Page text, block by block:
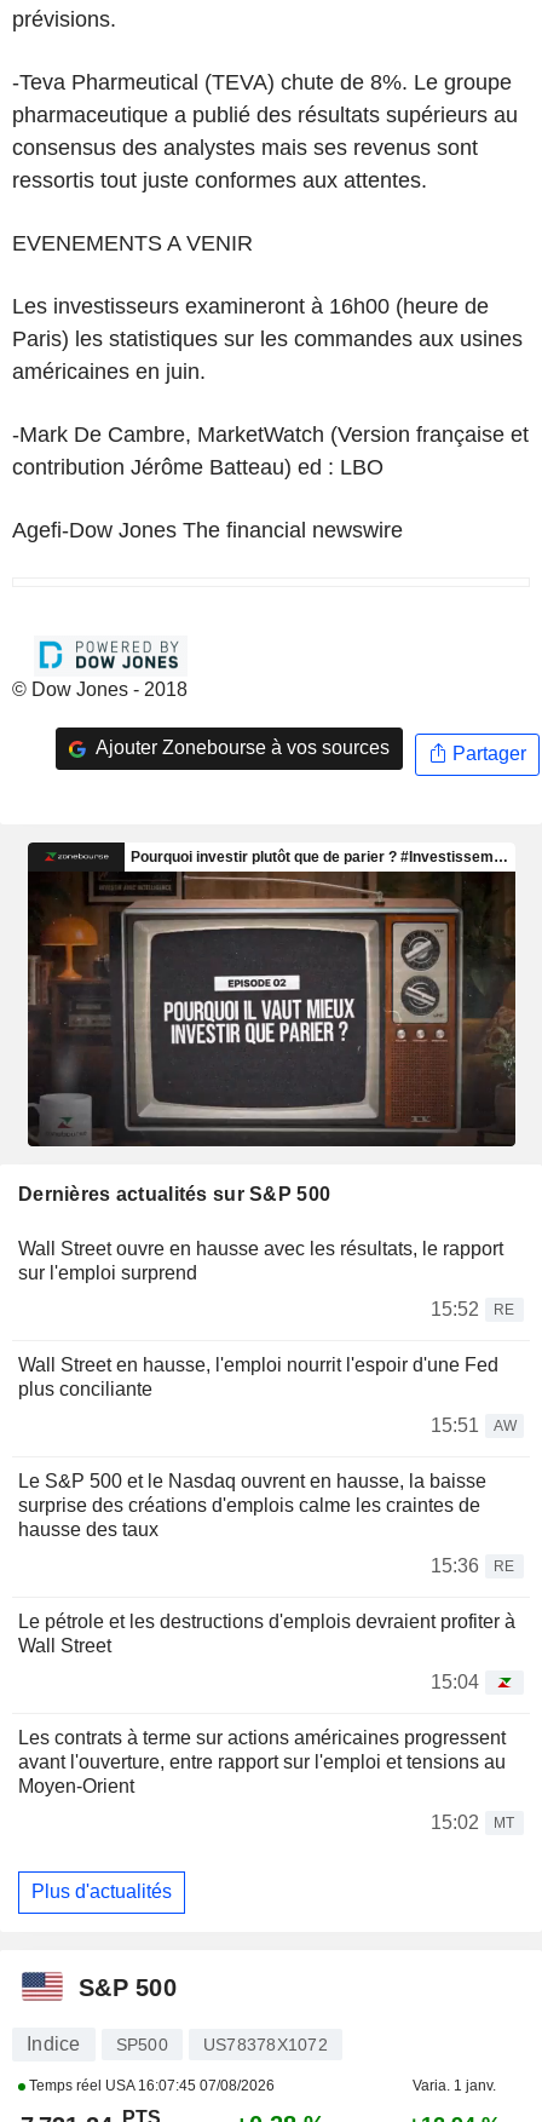
prévisions.
-Teva Pharmeutical (TEVA) chute de 8%. Le groupe
pharmaceutique a publié des résultats supérieurs au
consensus des analystes mais ses revenus sont
ressortis tout juste conformes aux attentes.
EVENEMENTS A VENIR
Les investisseurs examineront à 16h00 (heure de
Paris) les statistiques sur les commandes aux usines
américaines en juin.
-Mark De Cambre, MarketWatch (Version française et
contribution Jérôme Batteau) ed : LBO
Agefi-Dow Jones The financial newswire
© Dow Jones - 2018
Ajouter Zonebourse à vos sources Partager
Dernières actualités sur S&P 500
Wall Street ouvre en hausse avec les résultats, le rapport
sur l'emploi surprend
15:52
RE
Wall Street en hausse, l'emploi nourrit l'espoir d'une Fed
plus conciliante
15:51
AW
Le S&P 500 et le Nasdaq ouvrent en hausse, la baisse
surprise des créations d'emplois calme les craintes de
hausse des taux
15:36
RE
Le pétrole et les destructions d'emplois devraient profiter à
Wall Street
15:04
Les contrats à terme sur actions américaines progressent
avant l'ouverture, entre rapport sur l'emploi et tensions au
Moyen-Orient
15:02
MT
Plus d'actualités
S&P 500
Indice SP500 US78378X1072
Temps réel USA 16:07:45 07/08/2026 Varia. 1 janv.